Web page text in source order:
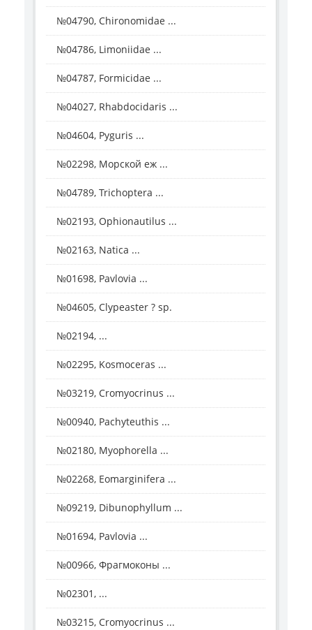
№04790, Chironomidae ...
№04786, Limoniidae ...
№04787, Formicidae ...
№04027, Rhabdocidaris ...
№04604, Pyguris ...
№02298, Морской еж ...
№04789, Trichoptera ...
№02193, Ophionautilus ...
№02163, Natica ...
№01698, Pavlovia ...
№04605, Clypeaster ? sp.
№02194, ...
№02295, Kosmoceras ...
№03219, Cromyocrinus ...
№00940, Pachyteuthis ...
№02180, Myophorella ...
№02268, Eomarginifera ...
№09219, Dibunophyllum ...
№01694, Pavlovia ...
№00966, Фрагмоконы ...
№02301, ...
№03215, Cromyocrinus ...